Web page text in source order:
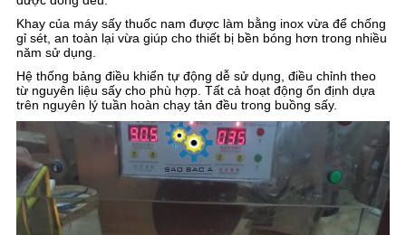
Khay của máy sấy thuốc nam được làm bằng inox vừa để chống
gỉ sét, an toàn lại vừa giúp cho thiết bị bền bóng hơn trong nhiều
năm sử dụng.
Hệ thống bảng điều khiển tự động dễ sử dụng, điều chỉnh theo
từ nguyên liệu sấy cho phù hợp. Tất cả hoạt động ổn định dựa
trên nguyên lý tuần hoàn chạy tản đều trong buồng sấy.